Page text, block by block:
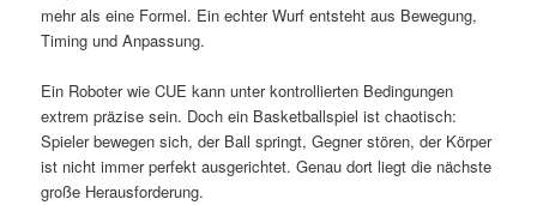
mehr als eine Formel. Ein echter Wurf entsteht aus Bewegung,
Timing und Anpassung.
Ein Roboter wie CUE kann unter kontrollierten Bedingungen
extrem präzise sein. Doch ein Basketballspiel ist chaotisch:
Spieler bewegen sich, der Ball springt, Gegner stören, der Körper
ist nicht immer perfekt ausgerichtet. Genau dort liegt die nächste
große Herausforderung.